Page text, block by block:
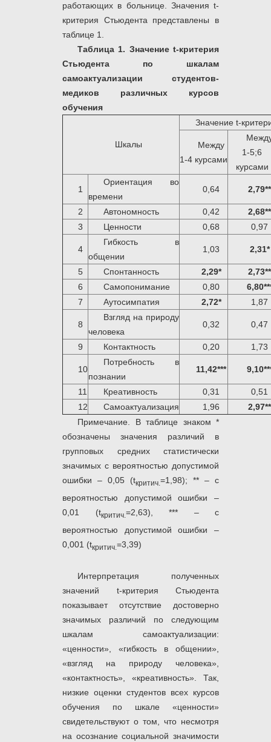
работающих в больнице. Значения t-
критерия Стьюдента представлены в
таблице 1.
Таблица 1. Значениеt-критерия
Стьюдента по шкалам
самоактуализации студентов-
медиков различных курсов
обучения
Шкалы
Значение t-
Между
1-4 курсами
1-5;6
курсами
1
Ориентация во
времени
0,64 2,79**
2 Автономность 0,42
2,68**
3
Ценности 0,68 0,97
4
Гибкость в
общении
1,03 2,31*
5 Спонтанность 2,29*
2,73**
6
Самопонимание 0,80
7
Аутосимпатия 2,72* 1,87
8
Взгляд на природу
человека
0,32 0,47
9 Контактность 0,20 1,73
10
Потребность в
познании
11,42***
11 Креативность 0,31
0,51
12
Самоактуализация 1,96
2,97**
Примечание. В таблице знаком *
обозначены значения различий в
групповых средних статистически
значимых с вероятностью допустимой
ошибки – 0,05 (tкритич. =1,98); ** – с
вероятностью допустимой ошибки –
0,01 (tкритич. =2,63), *** – с
вероятностью допустимой ошибки –
0,001 (tкритич. =3,39)
Интерпретация полученных
значений t-критерия Стьюдента
показывает отсутствие достоверно
значимых различий по следующим
шкалам самоактуализации:
«ценности», «гибкость в общении»,
«взгляд на природу человека»,
«контактность», «креативность». Так,
низкие оценки студентов всех курсов
обучения по шкале «ценности»
свидетельствуют о том, что несмотря
на осознание социальной значимости